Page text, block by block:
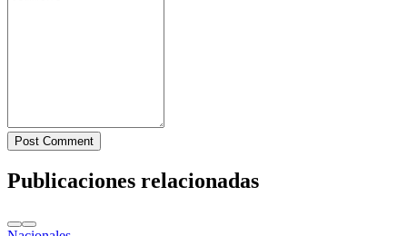
Post Comment
Publicaciones relacionadas